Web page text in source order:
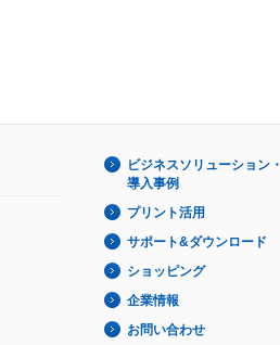
ビジネスソリューション・
導入事例
プリント活用
サポート&ダウンロード
ショッピング
企業情報
お問い合わせ